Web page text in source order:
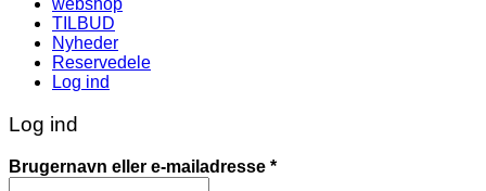
webshop
TILBUD
Nyheder
Reservedele
Log ind
Log ind
Brugernavn eller e-mailadresse *Påkrævet